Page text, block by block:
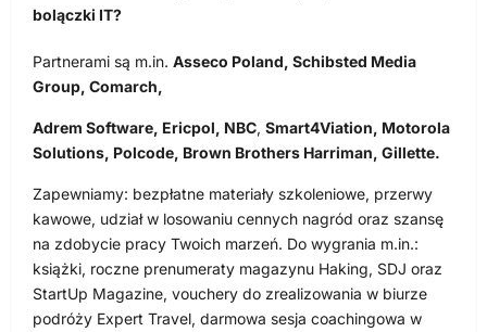
bolączki IT?
Partnerami są m.in. Asseco Poland, Schibsted Media
Group, Comarch,
Adrem Software, Ericpol, NBC, Smart4Viation, Motorola
Solutions, Polcode, Brown Brothers Harriman, Gillette.
Zapewniamy: bezpłatne materiały szkoleniowe, przerwy
kawowe, udział w losowaniu cennych nagród oraz szansę
na zdobycie pracy Twoich marzeń. Do wygrania m.in.:
książki, roczne prenumeraty magazynu Haking, SDJ oraz
StartUp Magazine, vouchery do zrealizowania w biurze
podróży Expert Travel, darmowa sesja coachingowa w